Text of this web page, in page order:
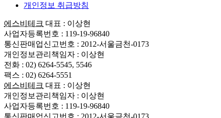
개인정보 취급방침
에스비테크 대표 : 이상현
사업자등록번호 : 119-19-96840
통신판매업신고번호 : 2012-서울금천-0173
개인정보관리책임자 : 이상현
전화 : 02) 6264-5545, 5546
팩스 : 02) 6264-5551
에스비테크 대표 : 이상현
개인정보관리책임자 : 이상현
사업자등록번호 : 119-19-96840
통신판매업신고번호 : 2012-서울금천-0173